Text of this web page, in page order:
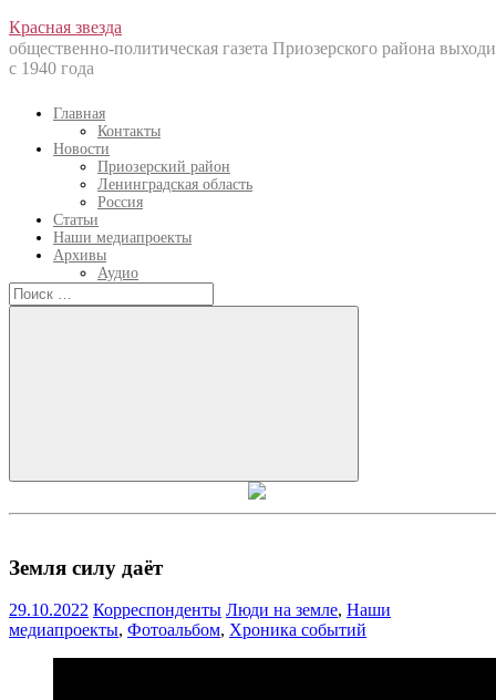
Перейти
к
содержанию
Красная звезда
общественно-политическая газета Приозерского района
с 1940 года
Главная
Контакты
Новости
Приозерский район
Ленинградская область
Россия
Статьи
Наши медиапроекты
Архивы
Аудио
Искать:
Искать
Земля силу даёт
29.10.2022 Корреспонденты Люди на земле, Наши
медиапроекты, Фотоальбом, Хроника событий